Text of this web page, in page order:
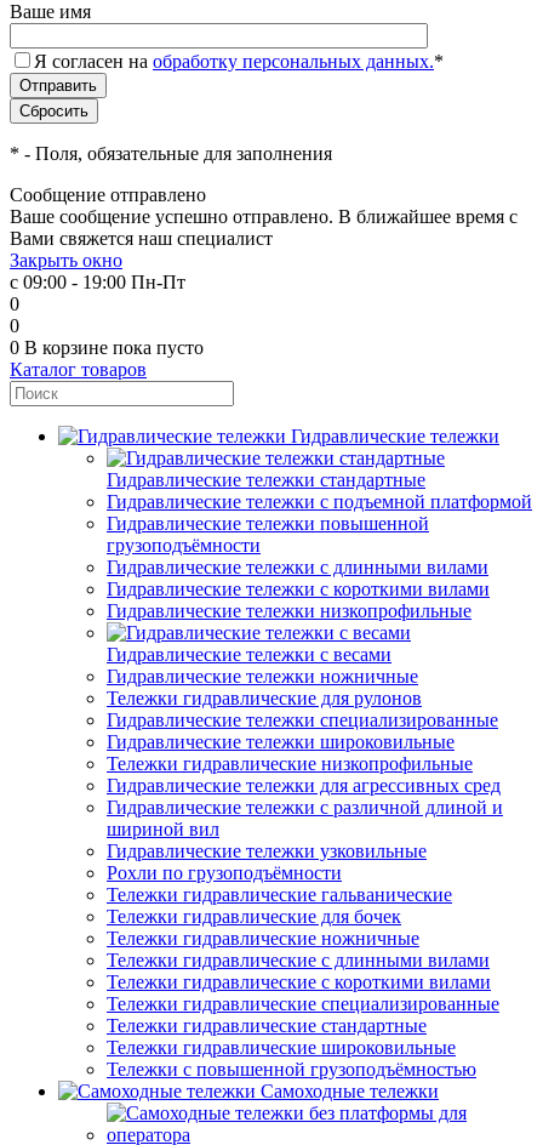
Ваше имя
Я согласен на обработку персональных данных.*
* - Поля, обязательные для заполнения
Сообщение отправлено
Ваше сообщение успешно отправлено. В ближайшее время с
Вами свяжется наш специалист
Закрыть окно
с 09:00 - 19:00 Пн-Пт
0
0
0 В корзине пока пусто
Каталог товаров
Гидравлические тележки
Гидравлические тележки стандартные
Гидравлические тележки с подъемной платформой
Гидравлические тележки повышенной
грузоподъёмности
Гидравлические тележки с длинными вилами
Гидравлические тележки с короткими вилами
Гидравлические тележки низкопрофильные
Гидравлические тележки с весами
Гидравлические тележки ножничные
Тележки гидравлические для рулонов
Гидравлические тележки специализированные
Гидравлические тележки широковильные
Тележки гидравлические низкопрофильные
Гидравлические тележки для агрессивных сред
Гидравлические тележки с различной длиной и
шириной вил
Гидравлические тележки узковильные
Рохли по грузоподъёмности
Тележки гидравлические гальванические
Тележки гидравлические для бочек
Тележки гидравлические ножничные
Тележки гидравлические с длинными вилами
Тележки гидравлические с короткими вилами
Тележки гидравлические специализированные
Тележки гидравлические стандартные
Тележки гидравлические широковильные
Тележки с повышенной грузоподъёмностью
Самоходные тележки